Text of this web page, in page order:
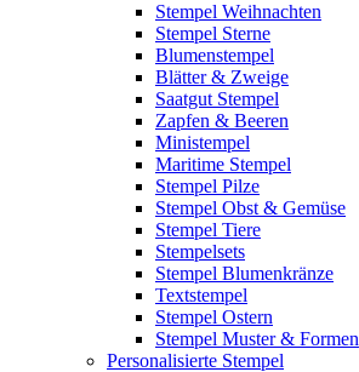
Stempel Weihnachten
Stempel Sterne
Blumenstempel
Blätter & Zweige
Saatgut Stempel
Zapfen & Beeren
Ministempel
Maritime Stempel
Stempel Pilze
Stempel Obst & Gemüse
Stempel Tiere
Stempelsets
Stempel Blumenkränze
Textstempel
Stempel Ostern
Stempel Muster & Formen
Personalisierte Stempel